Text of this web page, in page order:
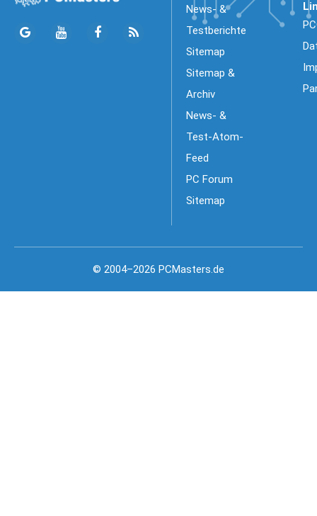
News- &
Testberichte
Sitemap
Sitemap &
Archiv
News- &
Test-Atom-
Feed
PC Forum
Sitemap
© 2004–2026 PCMasters.de